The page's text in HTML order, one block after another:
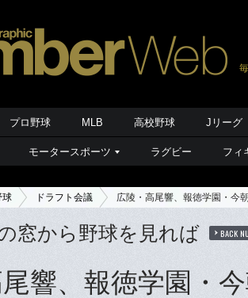
プロ野球 MLB 高校野球 Jリーグ
モータースポーツ ラグビー フィ
球 ドラフト会議 広陵・高尾響、報徳学園・今
窓から野球を見れば BACK
響、報徳学園・